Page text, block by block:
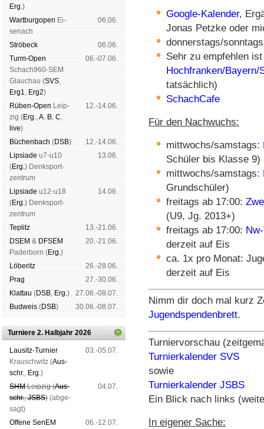
Erg.)
Wart­burg­open Ei­
se­nach
06.06.
Strö­beck
06.06.
Turm-Open
Schach960-SEM
Glau­chau (SVS,
Erg1, Erg2)
06.-07.06.
Rüben-Open Leip­
zig (Erg.,A, B, C,
live)
12.-14.06.
Büchen­bach (DSB)
12.-14.06.
Lipsiade u7-u10
(Erg.) Denk­sport­
zen­trum
13.06.
Lipsiade u12-u18
(Erg.) Denk­sport­
zen­trum
14.06.
Tep­litz
13.-21.06.
DSEM & DFSEM
Pader­born (Erg.)
20.-21.06.
Lö­be­ritz
26.-28.06.
Prag
27.-30.06.
Klat­tau (DSB, Erg.)
27.06.-08.07.
Bud­weis (DSB) 30.06.-08.07.
Turniere 2. Halbjahr 2026
Lau­sitz-Tur­nier
Krausch­witz (Aus­
schr., Erg.)
03.-05.07.
SHMLeip­zig (Aus­
schr.,JSBS) (ab­ge­
sagt)
04.07.
Offene SenEM
06.-12.07.
Google-Kalender,
Jonas Petzke oder
donnerstags/
Sehr zu empfehlen
Hochfranken/Bayern/
tatsächlich)
SchachCafe
Für den Nachwuchs:
mittwochs/samstags:
Schüler bis Klasse 9)
mittwochs/samstags:
Grundschüler)
freitags ab 17:00:
(U9, Jg. 2013+)
freitags ab 17:00:
derzeit auf Eis
ca. 1x pro Monat:
derzeit auf Eis
Nimm dir doch mal kurz
Jugendspendenbrett.
Turniervorschau
Turnierkalender SVS
sowie
Turnierkalender JSBS
Ein Blick nach links
In eigener Sache: